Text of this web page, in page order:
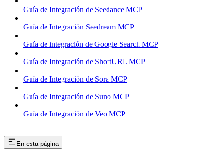
Guía de Integración de Seedance MCP
Guía de Integración Seedream MCP
Guía de integración de Google Search MCP
Guía de Integración de ShortURL MCP
Guía de Integración de Sora MCP
Guía de Integración de Suno MCP
Guía de Integración de Veo MCP
En esta página